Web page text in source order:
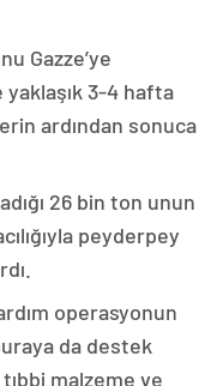
Gazze’ye
yaklaşık 3-4 hafta
ardından sonuca
26 bin ton unun
peyderpey
operasyonun
da destek
malzeme ve